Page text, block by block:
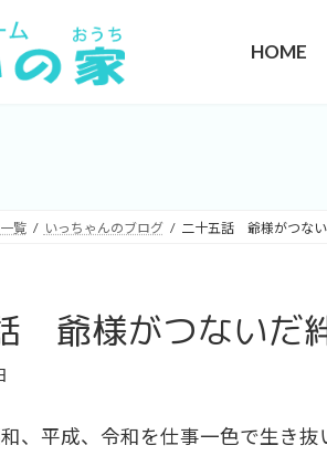
HOME
覧 いっちゃんのブログ 二十五話 爺様がつな
爺様がつないだ
、平成、令和を仕事一色で生き抜